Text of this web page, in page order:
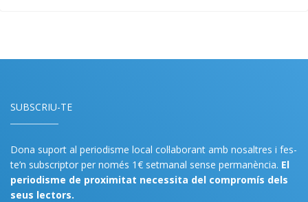
SUBSCRIU-TE
Dona suport al periodisme local col·laborant amb nosaltres i fes-
te’n subscriptor per només 1€ setmanal sense permanència. El
periodisme de proximitat necessita del compromís dels
seus lectors.